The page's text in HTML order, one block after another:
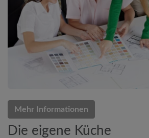
Mehr Informationen
Die eigene Küche